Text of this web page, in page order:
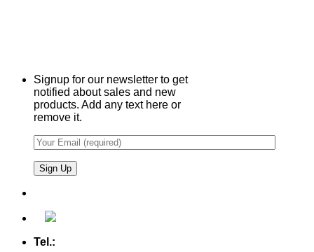
Signup for our newsletter to get
notified about sales and new
products. Add any text here or
remove it.
Tel.: